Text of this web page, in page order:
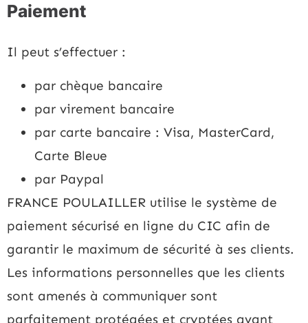
Paiement
Il peut s’effectuer :
par chèque bancaire
par virement bancaire
par carte bancaire : Visa, MasterCard,
Carte Bleue
par Paypal
FRANCE POULAILLER utilise le système de
paiement sécurisé en ligne du CIC afin de
garantir le maximum de sécurité à ses clients.
Les informations personnelles que les clients
sont amenés à communiquer sont
parfaitement protégées et cryptées avant